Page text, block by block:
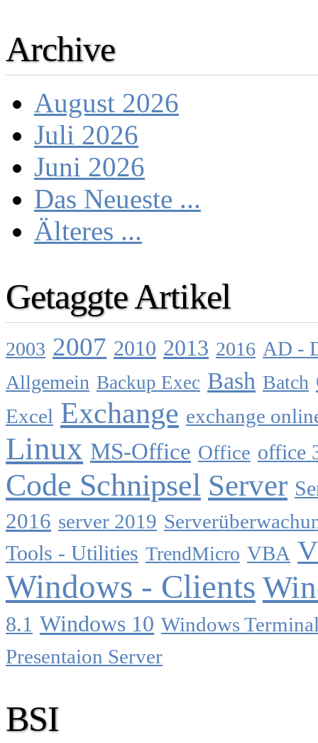
Archive
August 2026
Juli 2026
Juni 2026
Das Neueste ...
Älteres ...
Getaggte Artikel
2003 2007 2010 2013 2016 AD -
Allgemein Backup Exec Bash Batch
Excel Exchange exchange
Linux MS-Office Office office
Code Schnipsel Server
2016 server 2019
Tools - Utilities TrendMicro VBA
Windows - Clients
8.1 Windows 10 Windows
Presentaion Server
BSI